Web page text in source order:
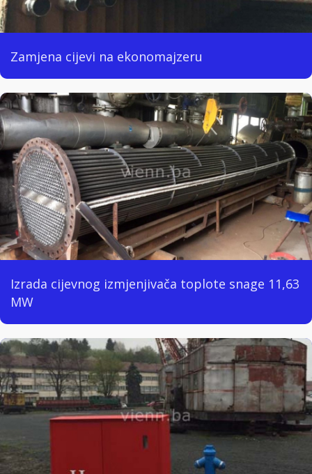
Zamjena cijevi na ekonomajzeru
Izrada cijevnog izmjenjivača toplote snage 11,63
MW